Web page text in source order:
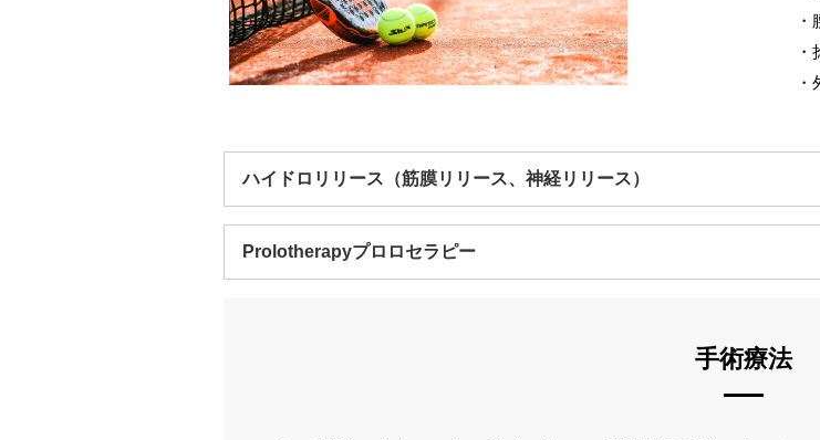
ハイドロリリース （筋膜リリース、神経リリース）
ハイドロリリース（筋膜リリース、神経リリース）は、エコー（超音波）を診な
膜や神経の周囲を剥がす治療法です。痛みやしびれ、コリ、可動域の改善が期待
Prolotherapyプロロセラピー
テニス肘やアキレス腱などの腱炎、付着部炎などの難治性の痛みに効果がある。
手術療法